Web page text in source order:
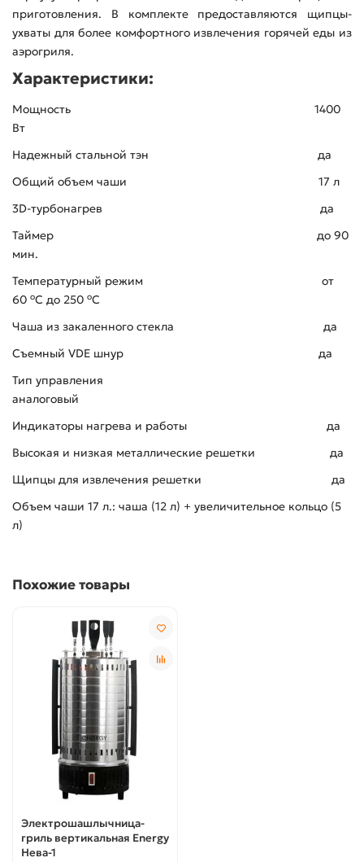
приготовления. В комплекте предоставляются щипцы-
ухваты для более комфортного извлечения горячей еды из
аэрогриля.
Характеристики:
Мощность 1400
Вт
Надежный стальной тэн да
Общий объем чаши 17 л
3D-турбонагрев да
Таймер до 90
мин.
Температурный режим от
60 оC до 250 оC
Чаша из закаленного стекла да
Съемный VDЕ шнур да
Тип управления
аналоговый
Индикаторы нагрева и работы да
Высокая и низкая металлические решетки да
Щипцы для извлечения решетки да
Объем чаши 17 л.: чаша (12 л) + увеличительное кольцо (5
л)
Похожие товары
Электрошашлычница-
гриль вертикальная Energy
Нева-1